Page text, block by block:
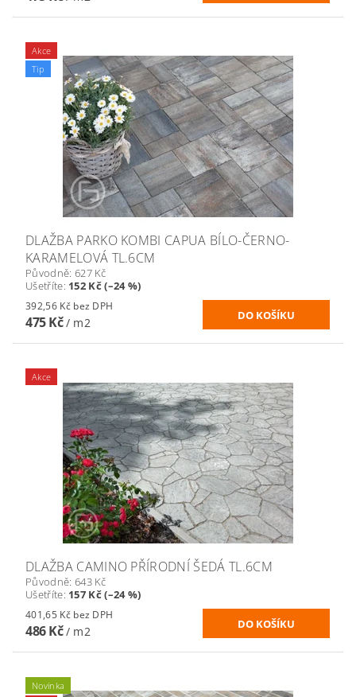
Akce
Tip
DLAŽBA PARKO KOMBI CAPUA BÍLO-ČERNO-
KARAMELOVÁ TL.6CM
Původně: 627 Kč
Ušetříte: 152 Kč (–24 %)
392,56 Kč bez DPH
475 Kč/ m2
Akce
DLAŽBA CAMINO PŘÍRODNÍ ŠEDÁ TL.6CM
Původně: 643 Kč
Ušetříte: 157 Kč (–24 %)
401,65 Kč bez DPH
486 Kč/ m2
Novinka